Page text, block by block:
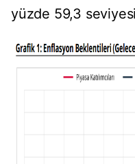
yüzde 59,3